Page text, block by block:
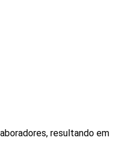
resultando em